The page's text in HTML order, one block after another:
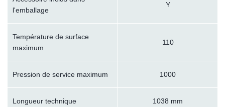
l'emballage
Y
Température de surface
maximum
110
Pression de service maximum 1000
Longueur technique 1038 mm